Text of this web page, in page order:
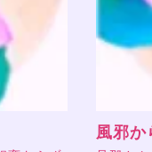
風邪か